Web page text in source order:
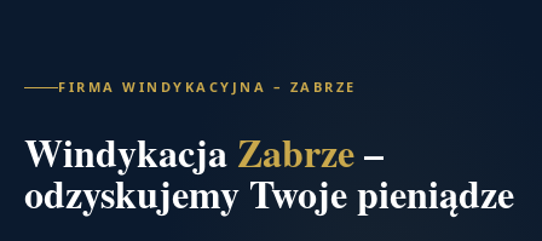
FIRMA WINDYKACYJNA – ZABRZE
WindykacjaZabrze–
odzyskujemy Twoje pieniądze